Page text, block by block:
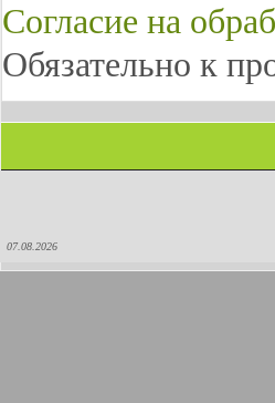
Согласие на
Обязательно к
07.08.2026